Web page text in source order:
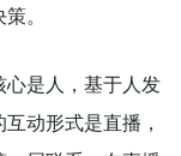
。
心是人，基于人发
动形式是直播，